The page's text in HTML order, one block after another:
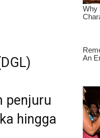
penjuru
hingga